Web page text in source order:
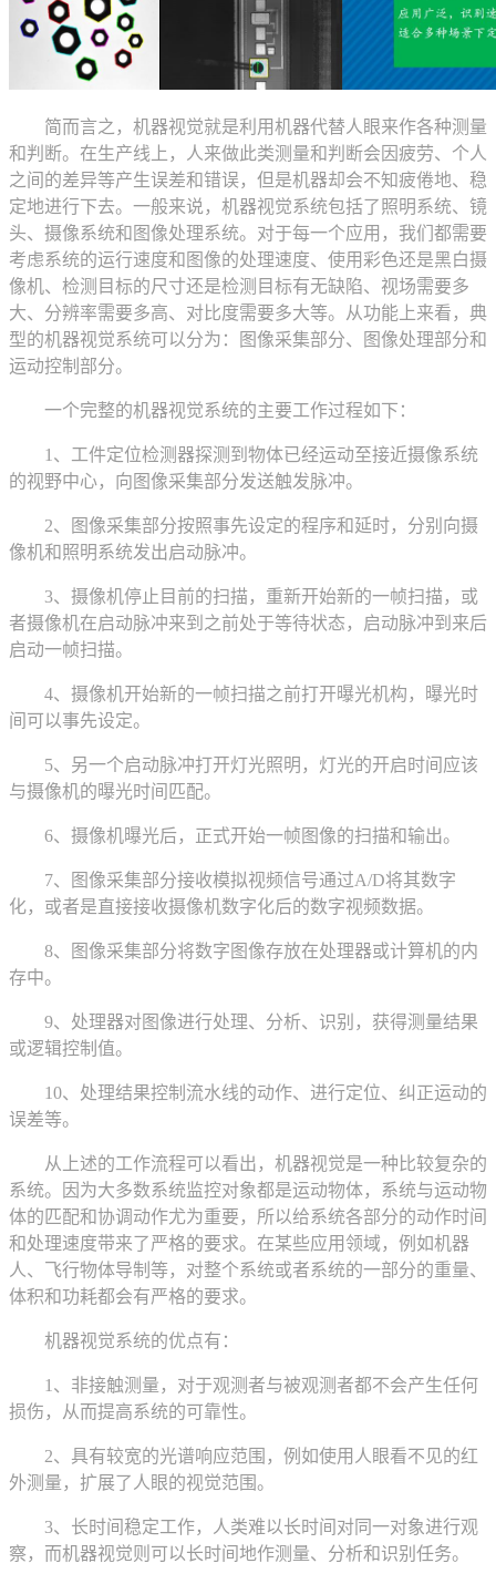
简而言之，机器视觉就是利用机器代替人眼来作各种测量
和判断。在生产线上，人来做此类测量和判断会因疲劳、个人
之间的差异等产生误差和错误，但是机器却会不知疲倦地、稳
定地进行下去。一般来说，机器视觉系统包括了照明系统、镜
头、摄像系统和图像处理系统。对于每一个应用，我们都需要
考虑系统的运行速度和图像的处理速度、使用彩色还是黑白摄
像机、检测目标的尺寸还是检测目标有无缺陷、视场需要多
大、分辨率需要多高、对比度需要多大等。从功能上来看，典
型的机器视觉系统可以分为：图像采集部分、图像处理部分和
运动控制部分。
一个完整的机器视觉系统的主要工作过程如下：
1、工件定位检测器探测到物体已经运动至接近摄像系统
的视野中心，向图像采集部分发送触发脉冲。
2、图像采集部分按照事先设定的程序和延时，分别向摄
像机和照明系统发出启动脉冲。
3、摄像机停止目前的扫描，重新开始新的一帧扫描，或
者摄像机在启动脉冲来到之前处于等待状态，启动脉冲到来后
启动一帧扫描。
4、摄像机开始新的一帧扫描之前打开曝光机构，曝光时
间可以事先设定。
5、另一个启动脉冲打开灯光照明，灯光的开启时间应该
与摄像机的曝光时间匹配。
6、摄像机曝光后，正式开始一帧图像的扫描和输出。
7、图像采集部分接收模拟视频信号通过A/D将其数字
化，或者是直接接收摄像机数字化后的数字视频数据。
8、图像采集部分将数字图像存放在处理器或计算机的内
存中。
9、处理器对图像进行处理、分析、识别，获得测量结果
或逻辑控制值。
10、处理结果控制流水线的动作、进行定位、纠正运动的
误差等。
从上述的工作流程可以看出，机器视觉是一种比较复杂的
系统。因为大多数系统监控对象都是运动物体，系统与运动物
体的匹配和协调动作尤为重要，所以给系统各部分的动作时间
和处理速度带来了严格的要求。在某些应用领域，例如机器
人、飞行物体导制等，对整个系统或者系统的一部分的重量、
体积和功耗都会有严格的要求。
机器视觉系统的优点有：
1、非接触测量，对于观测者与被观测者都不会产生任何
损伤，从而提高系统的可靠性。
2、具有较宽的光谱响应范围，例如使用人眼看不见的红
外测量，扩展了人眼的视觉范围。
3、长时间稳定工作，人类难以长时间对同一对象进行观
察，而机器视觉则可以长时间地作测量、分析和识别任务。